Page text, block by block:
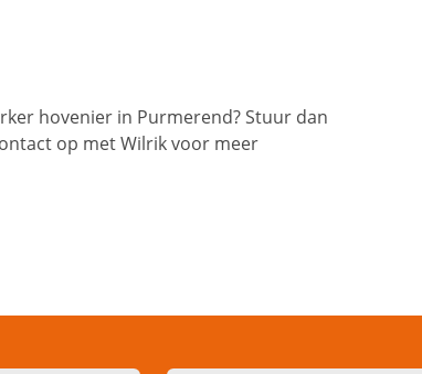
hovenier in Purmerend? Stuur dan
op met Wilrik voor meer